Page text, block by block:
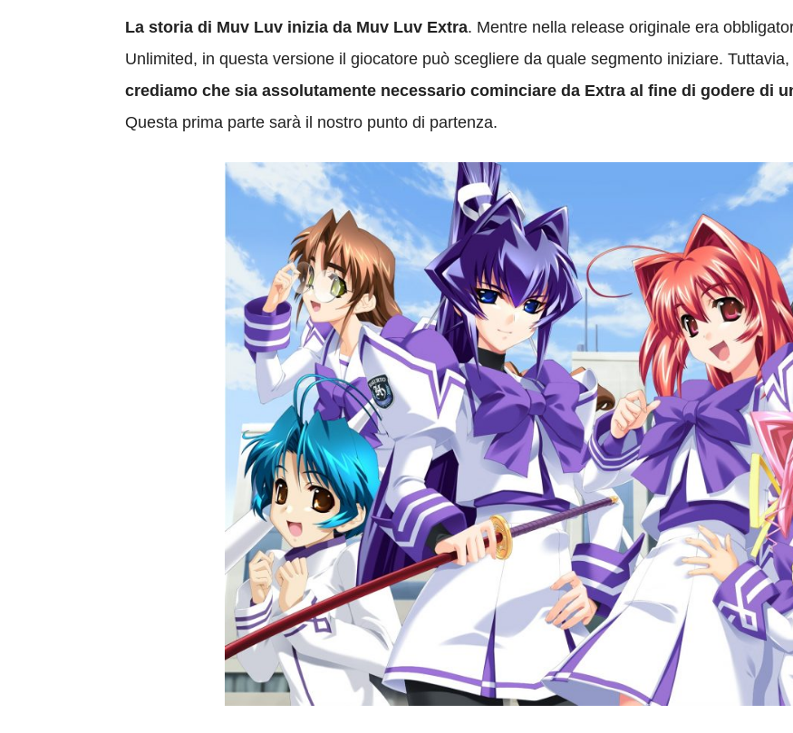
La storia di Muv Luv inizia da Muv Luv Extra. Mentre nella release originale era
Unlimited, in questa versione il giocatore può scegliere da quale segmento iniziare.
crediamo che sia assolutamente necessario cominciare da Extra al fine di godere di
Questa prima parte sarà il nostro punto di partenza.